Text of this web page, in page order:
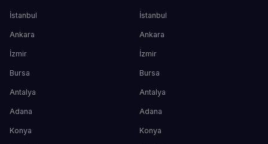
İstanbul
Ankara
İzmir
Bursa
Antalya
Adana
Konya
İstanbul
Ankara
İzmir
Bursa
Antalya
Adana
Konya